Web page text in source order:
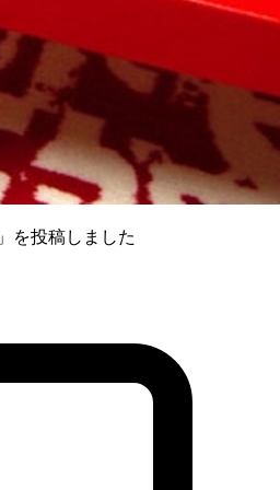
」を投稿しました